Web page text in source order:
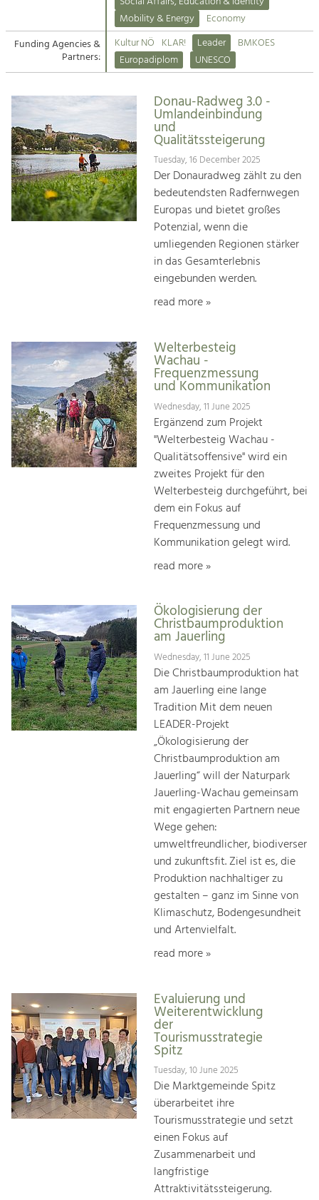
Suche
Impressum
Kontakt
Tourism
Offer Development and Positioning
Art & Culture
Crafts, Science and Research.
Social Affairs, Education
& Identity
Equality, Youth and Integration.
Climate Change, Public Transport and
Mobility & Energy
Economy
Funding Agencies &
Partners:
Kultur NÖ KLAR! Leader
BMKOES
Europadiplom
UNESCO
Donau-Radweg 3.0 -
Umlandeinbindung
und
Qualitätssteigerung
Tuesday, 16 December 2025
Der Donauradweg zählt zu den
bedeutendsten Radfernwegen
Europas und bietet großes
Potenzial, wenn die
umliegenden Regionen stärker
in das Gesamterlebnis
eingebunden werden.
read more »
Welterbesteig
Wachau -
Frequenzmessung
und Kommunikation
Wednesday, 11 June 2025
Ergänzend zum Projekt
"Welterbesteig Wachau -
Qualitätsoffensive" wird ein
zweites Projekt für den
Welterbesteig durchgeführt, bei
dem ein Fokus auf
Frequenzmessung und
Kommunikation gelegt wird.
read more »
Ökologisierung der
Christbaumproduktion
am Jauerling
Wednesday, 11 June 2025
Die Christbaumproduktion hat
am Jauerling eine lange
Tradition Mit dem neuen
LEADER-Projekt
„Ökologisierung der
Christbaumproduktion am
Jauerling“ will der Naturpark
Jauerling-Wachau gemeinsam
mit engagierten Partnern neue
Wege gehen:
umweltfreundlicher, biodiverser
und zukunftsfit. Ziel ist es, die
Produktion nachhaltiger zu
gestalten – ganz im Sinne von
Klimaschutz, Bodengesundheit
und Artenvielfalt.
read more »
Evaluierung und
Weiterentwicklung
der
Tourismusstrategie
Spitz
Tuesday, 10 June 2025
Die Marktgemeinde Spitz
überarbeitet ihre
Tourismusstrategie und setzt
einen Fokus auf
Zusammenarbeit und
langfristige
Attraktivitätssteigerung.